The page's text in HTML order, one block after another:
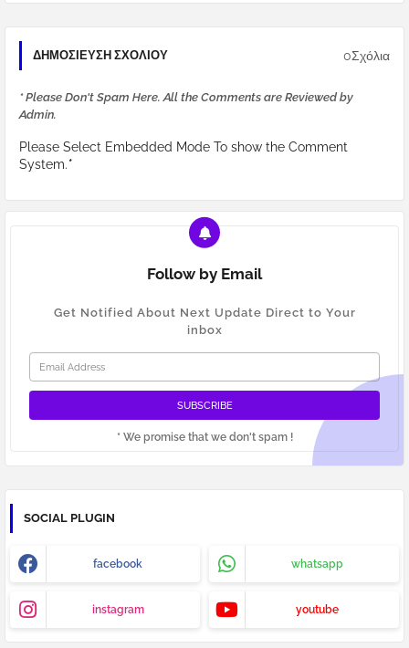
ΔΗΜΟΣΊΕΥΣΗ ΣΧΟΛΊΟΥ 0Σχόλια
* Please Don't Spam Here. All the Comments are Reviewed by
Admin.
Please Select Embedded Mode To show the Comment
System.*
Follow by Email
Get Notified About Next Update Direct to Your
inbox
* We promise that we don't spam !
SOCIAL PLUGIN
facebook whatsapp
instagram youtube